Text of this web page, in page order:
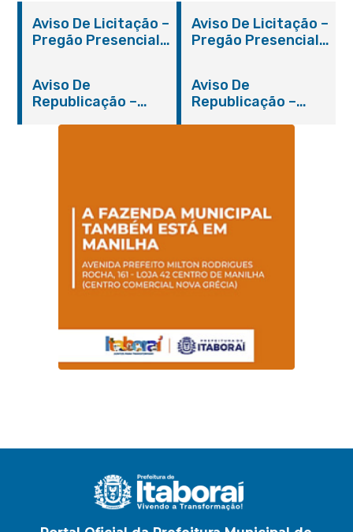
Aviso De Licitação –
Pregão Presencial
Aviso De Licitação –
Pregão Presencial
Aviso De
Republicação –
Aviso De
Republicação –